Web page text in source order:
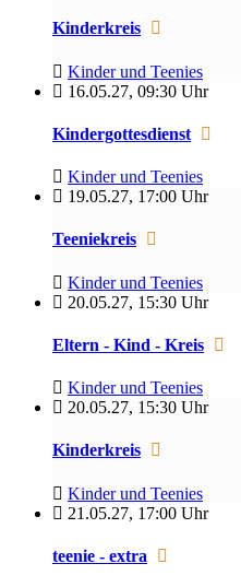
Kinderkreis
Kinder und Teenies
16.05.27, 09:30 Uhr
Kindergottesdienst
Kinder und Teenies
19.05.27, 17:00 Uhr
Teeniekreis
Kinder und Teenies
20.05.27, 15:30 Uhr
Eltern - Kind - Kreis
Kinder und Teenies
20.05.27, 15:30 Uhr
Kinderkreis
Kinder und Teenies
21.05.27, 17:00 Uhr
teenie - extra